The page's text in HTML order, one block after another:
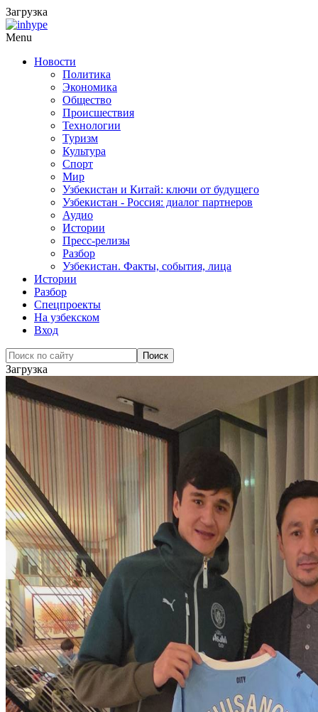
Загрузка
Menu
Новости
Политика
Экономика
Общество
Происшествия
Технологии
Туризм
Культура
Спорт
Мир
Узбекистан и Китай: ключи от будущего
Узбекистан - Россия: диалог партнеров
Аудио
Истории
Пресс-релизы
Разбор
Узбекистан. Факты, события, лица
Истории
Разбор
Спецпроекты
На узбекском
Вход
Загрузка